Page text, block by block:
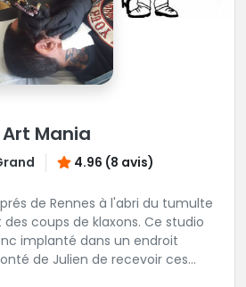
Art Mania
4.96 (8 avis)
de Rennes à l'abri du tumulte
coups de klaxons. Ce studio
implanté dans un endroit
de Julien de recevoir ces